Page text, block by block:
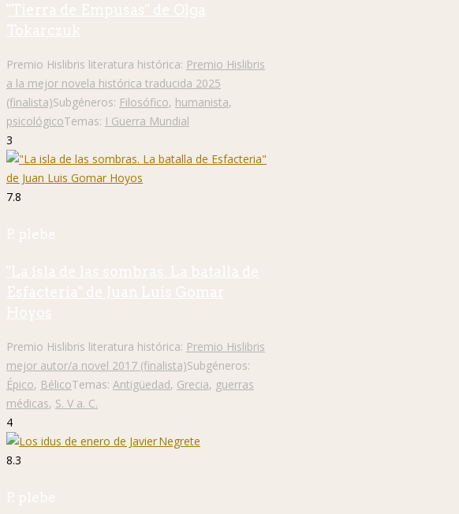
"Tierra de Empusas" de Olga
Tokarczuk
Premio Hislibris literatura histórica: Premio Hislibris
a la mejor novela histórica traducida 2025
(finalista)Subgéneros: Filosófico, humanista,
psicológicoTemas: I Guerra Mundial
3
7.8
P. plebe
"La isla de las sombras. La batalla de
Esfacteria" de Juan Luis Gomar
Hoyos
Premio Hislibris literatura histórica: Premio Hislibris
mejor autor/a novel 2017 (finalista)Subgéneros:
Épico, BélicoTemas: Antigüedad, Grecia, guerras
médicas, S. V a. C.
4
8.3
P. plebe